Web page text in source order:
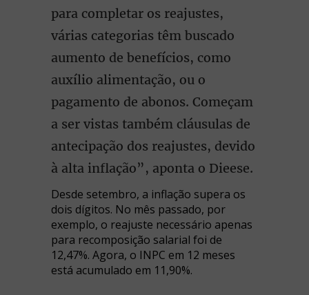
para completar os reajustes,
várias categorias têm buscado
aumento de benefícios, como
auxílio alimentação, ou o
pagamento de abonos. Começam
a ser vistas também cláusulas de
antecipação dos reajustes, devido
à alta inflação”, aponta o Dieese.
Desde setembro, a inflação supera os
dois dígitos. No mês passado, por
exemplo, o reajuste necessário apenas
para recomposição salarial foi de
12,47%. Agora, o INPC em 12 meses
está acumulado em 11,90%.